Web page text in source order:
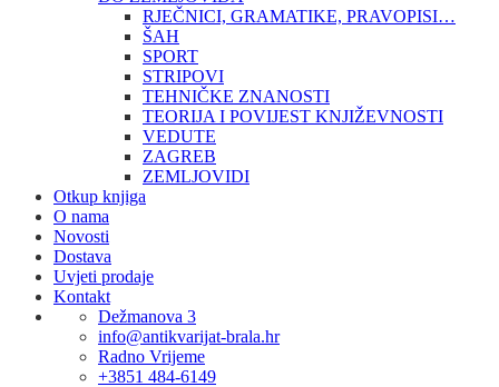
RJEČNICI, GRAMATIKE, PRAVOPISI…
ŠAH
SPORT
STRIPOVI
TEHNIČKE ZNANOSTI
TEORIJA I POVIJEST KNJIŽEVNOSTI
VEDUTE
ZAGREB
ZEMLJOVIDI
Otkup knjiga
O nama
Novosti
Dostava
Uvjeti prodaje
Kontakt
Dežmanova 3
info@antikvarijat-brala.hr
Radno Vrijeme
+3851 484-6149